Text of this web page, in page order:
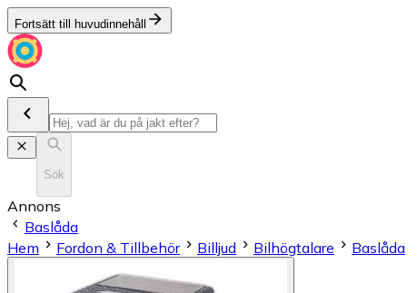
Fortsätt till huvudinnehåll
Sök
Annons
Baslåda
Hem
Fordon & Tillbehör Billjud Bilhögtalare Baslåda